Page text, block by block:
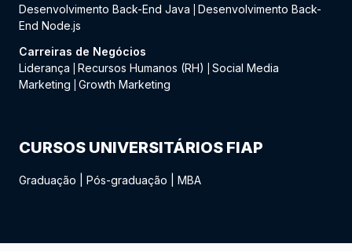
Desenvolvimento Back-End Java
Desenvolvimento Back-
End Node.js
Carreiras de Negócios
Liderança
Recursos Humanos (RH)
Social Media
Marketing
Growth Marketing
CURSOS UNIVERSITÁRIOS FIAP
Graduação Pós-graduação MBA